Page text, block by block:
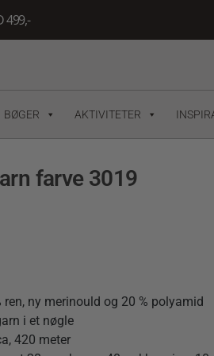
499,-
BØGER AKTIVITETER
farve 3019
ren, ny merinould og 20 % polyamid
i et nøgle
420 meter